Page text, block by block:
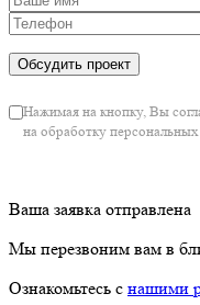
Нажимая на кнопку, Вы
на обработку
Ваша заявка отправлена
Мы перезвоним вам в
Ознакомьтесь с нашими